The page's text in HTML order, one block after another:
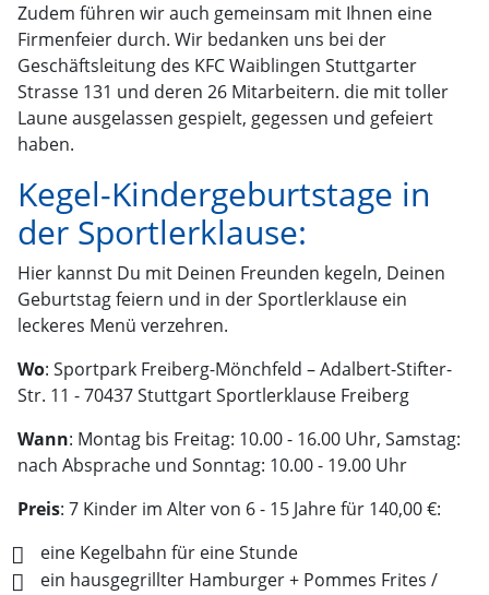
Zudem führen wir auch gemeinsam mit Ihnen eine
Firmenfeier durch. Wir bedanken uns bei der
Geschäftsleitung des KFC Waiblingen Stuttgarter
Strasse 131 und deren 26 Mitarbeitern. die mit toller
Laune ausgelassen gespielt, gegessen und gefeiert
haben.
Kegel-Kindergeburtstage in
der Sportlerklause:
Hier kannst Du mit Deinen Freunden kegeln, Deinen
Geburtstag feiern und in der Sportlerklause ein
leckeres Menü verzehren.
Wo: Sportpark Freiberg-Mönchfeld – Adalbert-Stifter-
Str. 11 - 70437 Stuttgart Sportlerklause Freiberg
Wann: Montag bis Freitag: 10.00 - 16.00 Uhr, Samstag:
nach Absprache und Sonntag: 10.00 - 19.00 Uhr
Preis: 7 Kinder im Alter von 6 - 15 Jahre für 140,00 €:
eine Kegelbahn für eine Stunde
ein hausgegrillter Hamburger + Pommes Frites /